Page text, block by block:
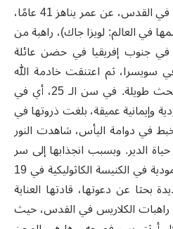
في 25 حزيران 1942، توفيت في القدس، عن عمر يناهز 41 عامًا،
في العالم: لويزا جاك)، راهبة من
في جنوب إفريقيا في حضن عائلة
سويسرا، ثم اعتنقت خادمة الله
الإيمان الكاثوليكي بعد رحلة بحث طويلة. في سن الـ 25، أي في
وإيمانية عميقة، بلغت ذروتها في
في دوامة اليأس، شاهدت النور
الدير. وبسبب انجذابها إلى سر
القربان المقدس، تلقّت المعمودية في الكنيسة الكاثوليكية في 19
عديدة بحثا عن دعوتها، قادتها العناية
الـ 37 إلى دير راهبات الكلاريس في القدس، حيث